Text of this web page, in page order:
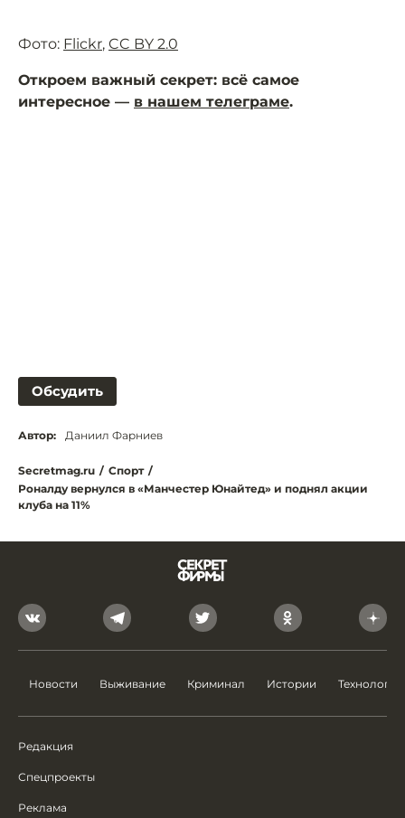
Фото: Flickr, CC BY 2.0
Откроем важный секрет: всё самое
интересное — в нашем телеграме.
Обсудить
Автор: Даниил Фарниев
Secretmag.ru / Спорт /
Роналду вернулся в «Манчестер Юнайтед» и поднял акции
клуба на 11%
Новости Выживание Криминал Истории Технологии
Редакция
Спецпроекты
Реклама